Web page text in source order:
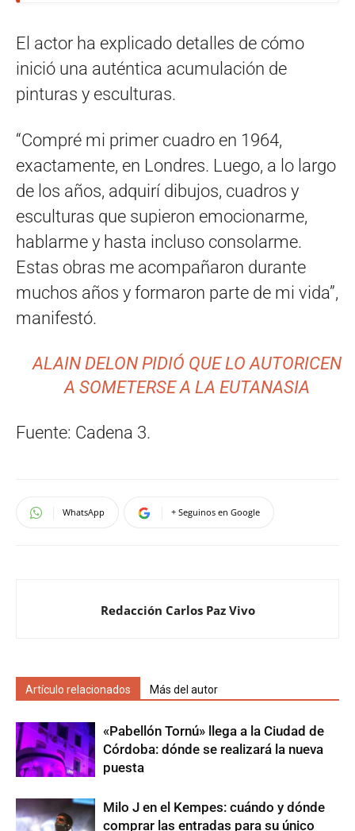
El actor ha explicado detalles de cómo
inició una auténtica acumulación de
pinturas y esculturas.
“Compré mi primer cuadro en 1964,
exactamente, en Londres. Luego, a lo largo
de los años, adquirí dibujos, cuadros y
esculturas que supieron emocionarme,
hablarme y hasta incluso consolarme.
Estas obras me acompañaron durante
muchos años y formaron parte de mi vida”,
manifestó.
ALAIN DELON PIDIÓ QUE LO AUTORICEN
A SOMETERSE A LA EUTANASIA
Fuente: Cadena 3.
WhatsApp + Seguinos en Google
Redacción Carlos Paz Vivo
Artículo relacionados Más del autor
«Pabellón Tornú» llega a la Ciudad de
Córdoba: dónde se realizará la nueva
puesta
Milo J en el Kempes: cuándo y dónde
comprar las entradas para su único